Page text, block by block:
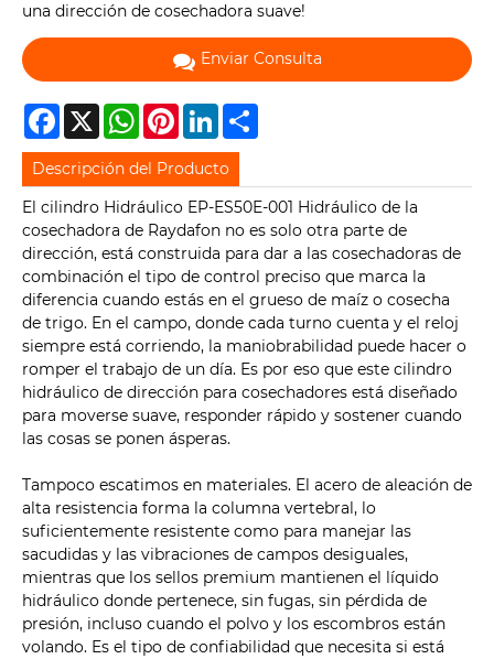
una dirección de cosechadora suave!
Enviar Consulta
Facebook
X WhatsAppPinterestLinkedIn
Descripción del Producto
El cilindro Hidráulico EP-ES50E-001 Hidráulico de la
cosechadora de Raydafon no es solo otra parte de
dirección, está construida para dar a las cosechadoras de
combinación el tipo de control preciso que marca la
diferencia cuando estás en el grueso de maíz o cosecha
de trigo. En el campo, donde cada turno cuenta y el reloj
siempre está corriendo, la maniobrabilidad puede hacer o
romper el trabajo de un día. Es por eso que este cilindro
hidráulico de dirección para cosechadores está diseñado
para moverse suave, responder rápido y sostener cuando
las cosas se ponen ásperas.
Tampoco escatimos en materiales. El acero de aleación de
alta resistencia forma la columna vertebral, lo
suficientemente resistente como para manejar las
sacudidas y las vibraciones de campos desiguales,
mientras que los sellos premium mantienen el líquido
hidráulico donde pertenece, sin fugas, sin pérdida de
presión, incluso cuando el polvo y los escombros están
volando. Es el tipo de confiabilidad que necesita si está